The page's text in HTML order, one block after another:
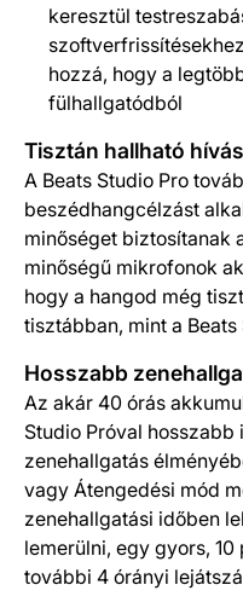
keresztül
hozzá, hogy a
fülhallgatódból
Tisztán hallható
A Beats Studio Pro
beszédhangcélzást
minőséget biztosítanak
minőségű mikrofonok
hogy a hangod még
tisztábban, mint a
Hosszabb
Az akár 40 órás
Studio Próval hosszabb
zenehallgatás
vagy Átengedési mód
zenehallgatási időben
lemerülni, egy gyors,
további 4 órányi